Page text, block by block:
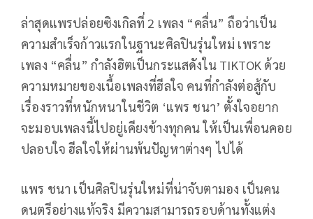
ล่าสุดแพรปล่อยซิงเกิลที่ 2 เพลง “คลื่น” ถือว่าเป็น
ความสำเร็จก้าวแรกในฐานะศิลปินรุ่นใหม่ เพราะ
เพลง “คลื่น” กำลังฮิตเป็นกระแสดังใน TIKTOK ด้วย
ความหมายของเนื้อเพลงที่ฮีลใจ คนที่กำลังต่อสู้กับ
เรื่องราวที่หนักหนาในชีวิต ‘แพร ชนา’ ตั้งใจอยาก
จะมอบเพลงนี้ไปอยู่เคียงข้างทุกคน ให้เป็นเพื่อนคอย
ปลอบใจ ฮีลใจให้ผ่านพ้นปัญหาต่างๆ ไปได้
แพร ชนา เป็นศิลปินรุ่นใหม่ที่น่าจับตามอง เป็นคน
ดนตรีอย่างแท้จริง มีความสามารถรอบด้านทั้งแต่ง